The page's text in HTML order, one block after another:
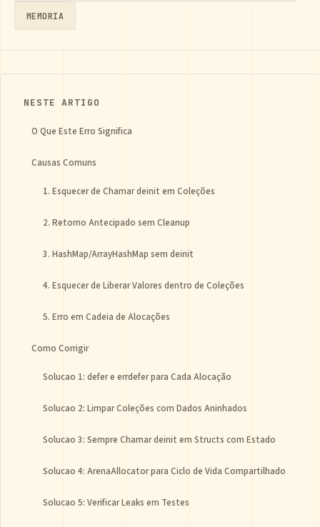
MEMORIA
NESTE ARTIGO
O Que Este Erro Significa
Causas Comuns
1. Esquecer de Chamar deinit em Coleções
2. Retorno Antecipado sem Cleanup
3. HashMap/ArrayHashMap sem deinit
4. Esquecer de Liberar Valores dentro de Coleções
5. Erro em Cadeia de Alocações
Como Corrigir
Solucao 1: defer e errdefer para Cada Alocação
Solucao 2: Limpar Coleções com Dados Aninhados
Solucao 3: Sempre Chamar deinit em Structs com Estado
Solucao 4: ArenaAllocator para Ciclo de Vida Compartilhado
Solucao 5: Verificar Leaks em Testes